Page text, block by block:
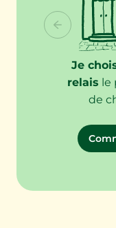
Je
relais le
de